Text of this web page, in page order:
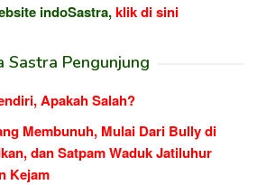
indoSastra,klik di sini
Sastra Pengunjung
Apakah Salah?
Membunuh, Mulai Dari Bully di
dan Satpam Waduk Jatiluhur
Kejam